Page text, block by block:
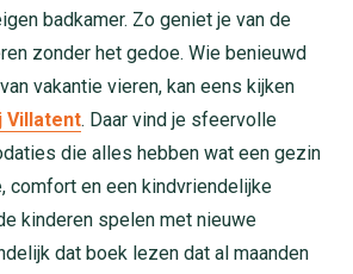
badkamer. Zo geniet je van de
zonder het gedoe. Wie benieuwd
vakantie vieren, kan eens kijken
Villatent. Daar vind je sfeervolle
die alles hebben wat een gezin
comfort en een kindvriendelijke
kinderen spelen met nieuwe
dat boek lezen dat al maanden